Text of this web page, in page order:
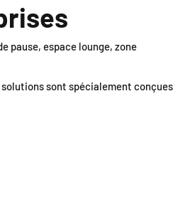
pause, espace lounge, zone
solutions sont spécialement conçues